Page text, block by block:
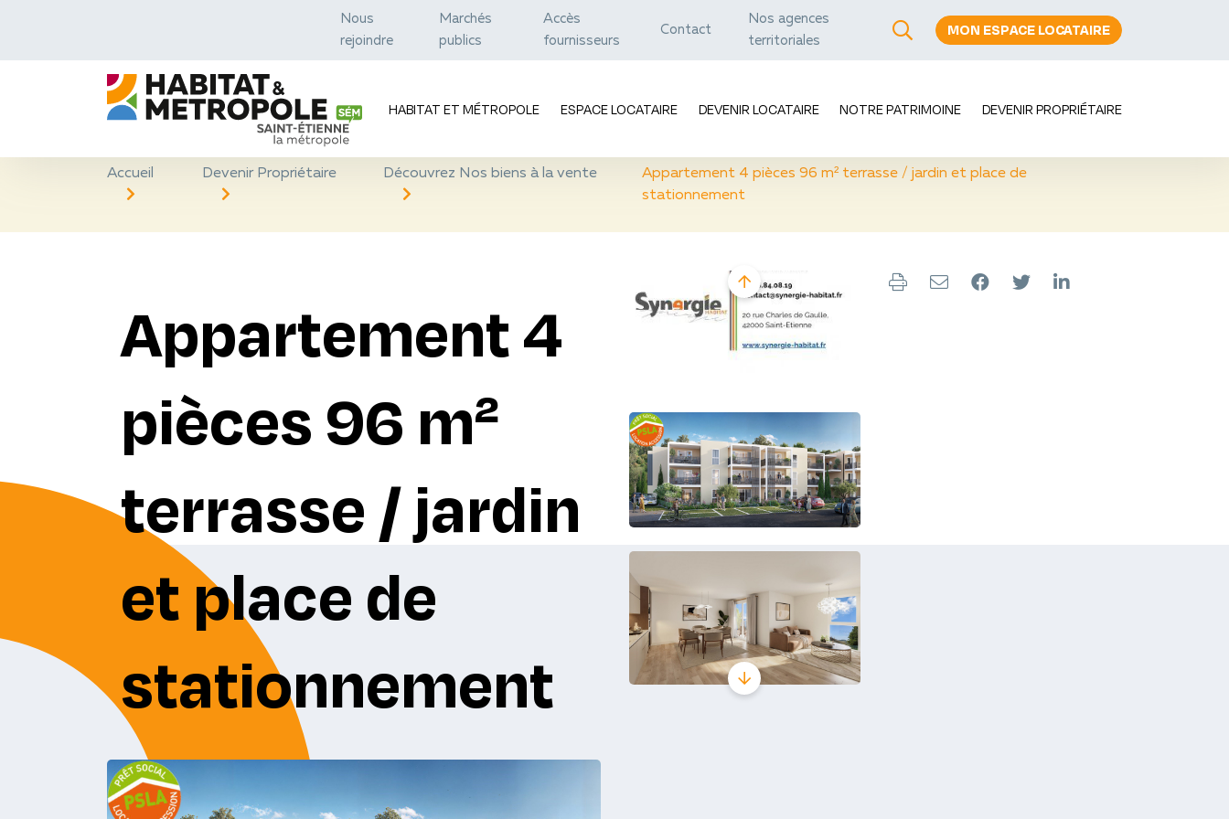
Nous
rejoindre
Marchés
publics
Accès
fournisseurs
Contact
Nos agences
territoriales
MON ESPACE LOCATAIRE
HABITAT ET MÉTROPOLE ESPACE LOCATAIRE DEVENIR LOCATAIRE NOTRE PATRIMOINE DEVENIR PROPRIÉTAIRE
Accueil Devenir Propriétaire Découvrez Nos biens à la vente
Appartement 4 pièces 96 m² terrasse / jardin et place de
stationnement
Appartement 4
pièces 96 m²
terrasse / jardin
et place de
stationnement